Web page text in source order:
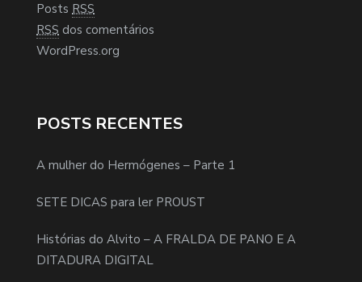
Posts RSS
RSS dos comentários
WordPress.org
POSTS RECENTES
A mulher do Hermógenes – Parte 1
SETE DICAS para ler PROUST
Histórias do Alvito – A FRALDA DE PANO E A
DITADURA DIGITAL